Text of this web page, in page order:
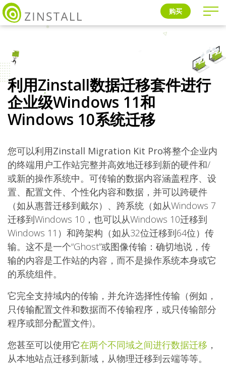
购买
利用Zinstall数据迁移套件进行
企业级Windows 11和
Windows 10系统迁移
您可以利用Zinstall Migration Kit Pro将整个企业内
的终端用户工作站完整并高效地迁移到新的硬件和/
或新的操作系统中。可传输的数据内容涵盖程序、设
置、配置文件、个性化内容和数据 ，并可以跨硬件
（如从惠普迁移到戴尔）、跨系统（如从Windows 7
迁移到Windows 10，也可以从Windows 10迁移到
Windows 11）和跨架构（如从32位迁移到64位）传
输。这不是一个“Ghost”或图像传输：确切地说，传
输的内容是工作站的内容，而不是操作系统本身或它
的系统组件。
它完全支持域内的传输，并允许选择性传输（例如，
只传输配置文件和数据而不传输程序，或只传输部分
程序或部分配置文件)。
您甚至可以使用它在两个不同域之间进行数据迁移 ，
从本地站点迁移到新域，从物理迁移到云端等等。